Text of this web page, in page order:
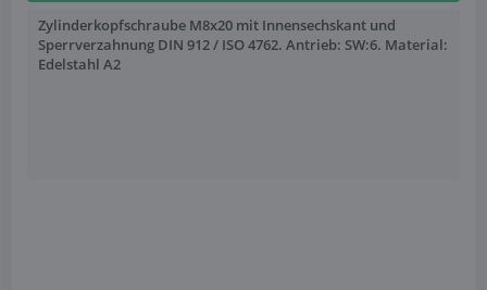
Zylinderkopfschraube M8x20 mit Innensechskant und
Sperrverzahnung DIN 912 / ISO 4762. Antrieb: SW:6. Material:
Edelstahl A2